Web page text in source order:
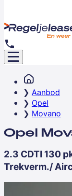
Aanbod
Opel
Movano
Opel
2.3 CDTI 130
Trekverm./